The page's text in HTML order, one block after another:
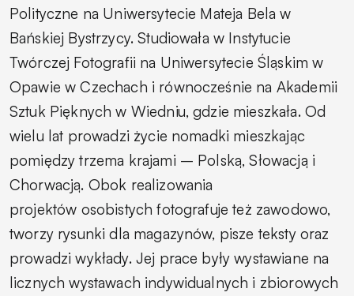
Polityczne na Uniwersytecie Mateja Bela w
Bańskiej Bystrzycy. Studiowała w Instytucie
Twórczej Fotografii na Uniwersytecie Śląskim w
Opawie w Czechach i równocześnie na Akademii
Sztuk Pięknych w Wiedniu, gdzie mieszkała. Od
wielu lat prowadzi życie nomadki mieszkając
pomiędzy trzema krajami – Polską, Słowacją i
Chorwacją. Obok realizowania
projektów osobistych fotografuje też zawodowo,
tworzy rysunki dla magazynów, pisze teksty oraz
prowadzi wykłady. Jej prace były wystawiane na
licznych wystawach indywidualnych i zbiorowych